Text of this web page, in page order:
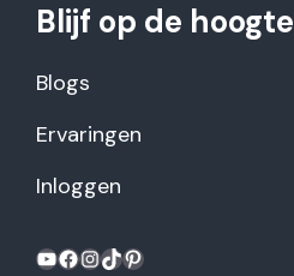
Blijf op de hoogte
Blogs
Ervaringen
Inloggen